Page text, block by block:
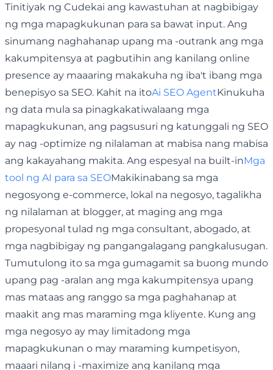
Tinitiyak ng Cudekai ang kawastuhan at nagbibigay
ng mga mapagkukunan para sa bawat input. Ang
sinumang naghahanap upang ma -outrank ang mga
kakumpitensya at pagbutihin ang kanilang online
presence ay maaaring makakuha ng iba't ibang mga
benepisyo sa SEO. Kahit na itoAi SEO AgentKinukuha
ng data mula sa pinagkakatiwalaang mga
mapagkukunan, ang pagsusuri ng katunggali ng SEO
ay nag -optimize ng nilalaman at mabisa nang mabisa
ang kakayahang makita. Ang espesyal na built-inMga
tool ng AI para sa SEOMakikinabang sa mga
negosyong e-commerce, lokal na negosyo, tagalikha
ng nilalaman at blogger, at maging ang mga
propesyonal tulad ng mga consultant, abogado, at
mga nagbibigay ng pangangalagang pangkalusugan.
Tumutulong ito sa mga gumagamit sa buong mundo
upang pag -aralan ang mga kakumpitensya upang
mas mataas ang ranggo sa mga paghahanap at
maakit ang mas maraming mga kliyente. Kung ang
mga negosyo ay may limitadong mga
mapagkukunan o may maraming kumpetisyon,
maaari nilang i -maximize ang kanilang mga